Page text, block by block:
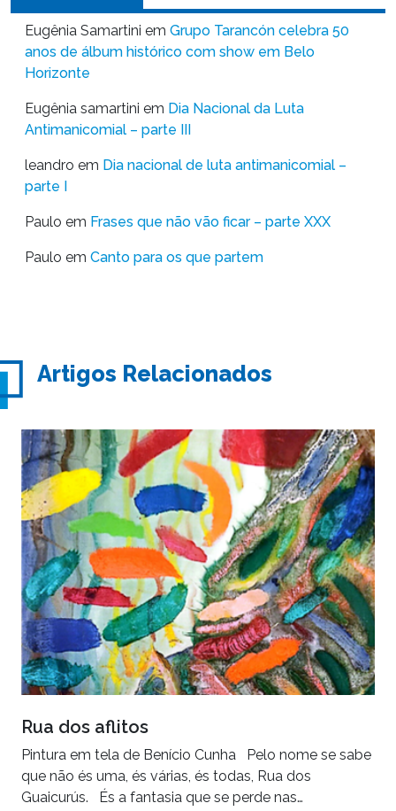
Eugênia Samartini em Grupo Tarancón celebra 50
anos de álbum histórico com show em Belo
Horizonte
Eugênia samartini em Dia Nacional da Luta
Antimanicomial – parte III
leandro em Dia nacional de luta antimanicomial –
parte I
Paulo em Frases que não vão ficar – parte XXX
Paulo em Canto para os que partem
Artigos Relacionados
Rua dos aflitos
Pintura em tela de Benício Cunha Pelo nome se sabe
que não és uma, és várias, és todas, Rua dos
Guaicurús. És a fantasia que se perde nas…